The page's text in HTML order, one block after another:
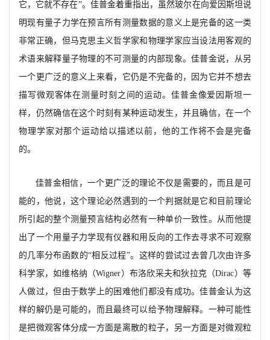
它，它就不存在”。佳普金着重指出，虽然玻尔在向爱因斯坦说
明现有量子力学在预言所有测量数据的意义上是完备的这一类
非常正确， 但马克思主义哲学家和物理学家应当设法用客观的
术语来解释量子物理的不可测量的内部现象。佳普金说，从另
一个更广泛的意义上来看，它仍是不完备的，因为它并不想去
描写微观客体在测量时刻之间的运动。佳普金像爱因斯坦一
样，仍然确信在这个时刻有某种运动发生，并且确信，在一个
物理学家对那个运动给以描述以前，他的工作将不会是完备
的。
佳普金相信， 一个更广泛的理论不仅是需要的，而且是可
能的，他说，这个理论必然遇到的一个判据就是它和目前理论
所引起的整个测量预言结构必然有一种单价一致性。从而他提
出了一个用量子力学现有仪器和用反向的工作去寻求不可观察
的几率分布函数的“相反过程”。这样的尝试过去曾几次由许多
科学家，如维格纳（Wigner）布洛欣采夫和狄拉克（Dirac）等
人做过，但由于数学上的困难他们都没有成功。佳普金认为这
样的解仍是可能的，而且最终可以给予物理解释。一种可能性
是把微观客体分成一方面是离散的粒子，另一方面是对微观粒